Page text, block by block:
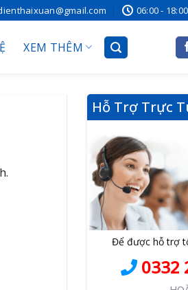
06:00 - 18:00
XEM THÊM
Hỗ Trợ Trực
Để được hỗ trợ
0332